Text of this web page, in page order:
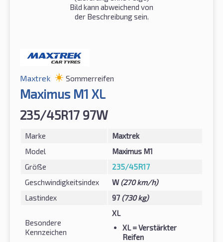
Bild kann abweichend von
der Beschreibung sein.
Maxtrek Sommerreifen
Maximus M1 XL
235/45R17 97W
Marke
Maxtrek
Model
Maximus M1
Größe
235/45R17
Geschwindigkeitsindex
W(270 km/h)
Lastindex
97 (730 kg)
Besondere
Kennzeichen
XL
XL= Verstärkter
Reifen